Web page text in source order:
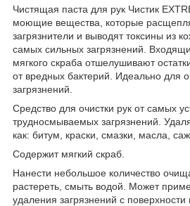
Чистящая паста для рук Чистик
моющие вещества, которые
загрязнители и выводят токсины из
самых сильных загрязнений.
мягкого скраба отшелушивают
от вредных бактерий. Идеально для
загрязнений.
Средство для очистки рук от самых
трудносмываемых загрязнений.
как: битум, краски, смазки, масла,
Содержит мягкий скраб.
Нанести небольшое количество
растереть, смыть водой. Может
удаления загрязнений с